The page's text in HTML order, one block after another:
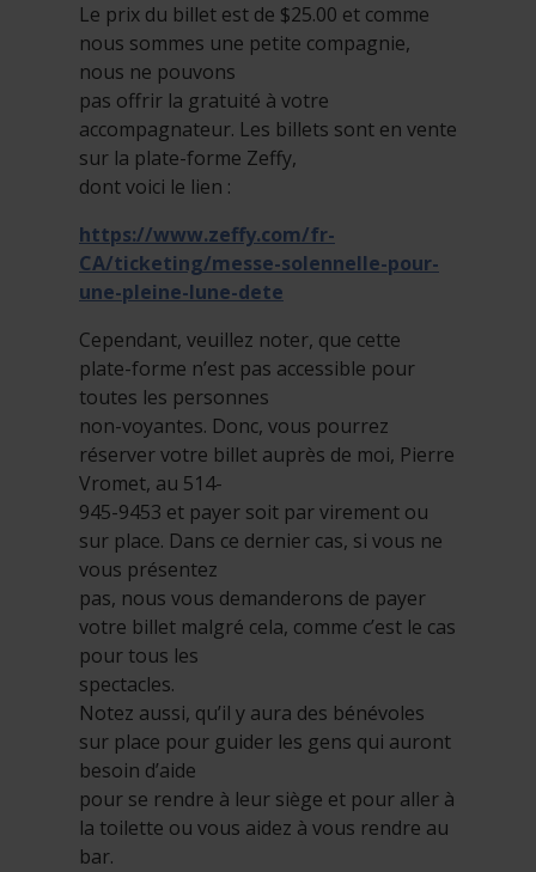
Le prix du billet est de $25.00 et comme
nous sommes une petite compagnie,
nous ne pouvons
pas offrir la gratuité à votre
accompagnateur. Les billets sont en vente
sur la plate-forme Zeffy,
dont voici le lien :
https://www.zeffy.com/fr-
CA/ticketing/messe-solennelle-pour-
une-pleine-lune-dete
Cependant, veuillez noter, que cette
plate-forme n’est pas accessible pour
toutes les personnes
non-voyantes. Donc, vous pourrez
réserver votre billet auprès de moi, Pierre
Vromet, au 514-
945-9453 et payer soit par virement ou
sur place. Dans ce dernier cas, si vous ne
vous présentez
pas, nous vous demanderons de payer
votre billet malgré cela, comme c’est le cas
pour tous les
spectacles.
Notez aussi, qu’il y aura des bénévoles
sur place pour guider les gens qui auront
besoin d’aide
pour se rendre à leur siège et pour aller à
la toilette ou vous aidez à vous rendre au
bar.